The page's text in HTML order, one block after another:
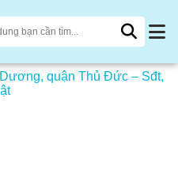
quận Thủ Đức – Sđt,